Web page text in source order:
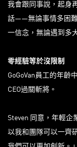
我會跟同事說，起身
話——無論事情多困
一信念，無論遇到多
零經驗等於沒限制
GoGoVan員工的年齡
CEO過關斬將。
Steven 同意，年輕
以我和團隊可以一齊